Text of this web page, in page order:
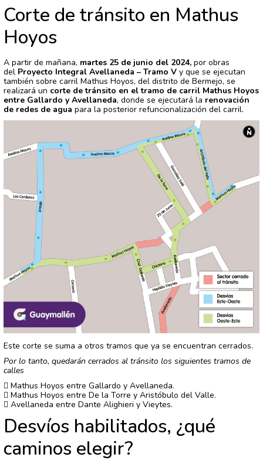
Corte de tránsito en Mathus
Hoyos
A partir de mañana, martes 25 de junio del 2024, por obras
del Proyecto Integral Avellaneda – Tramo V y que se ejecutan
también sobre carril Mathus Hoyos, del distrito de Bermejo, se
realizará un corte de tránsito en el tramo de carril Mathus Hoyos
entre Gallardo y Avellaneda, donde se ejecutará la renovación
de redes de agua para la posterior refuncionalización del carril.
Este corte se suma a otros tramos que ya se encuentran cerrados.
Por lo tanto, quedarán cerrados al tránsito los siguientes tramos de
calles
 Mathus Hoyos entre Gallardo y Avellaneda.
 Mathus Hoyos entre De la Torre y Aristóbulo del Valle.
 Avellaneda entre Dante Alighieri y Vieytes.
Desvíos habilitados, ¿qué
caminos elegir?